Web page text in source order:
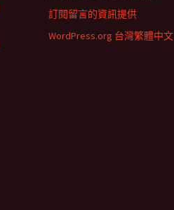
訂閱留言的資訊提供
WordPress.org 台灣繁體中文